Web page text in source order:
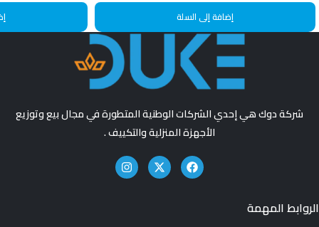
إضافة إلى السلة
شركة دوك هي إحدي الشركات الوطنية المتطورة في مجال بيع وتوزيع
الأجهزة المنزلية والتكييف .
الروابط المهمة